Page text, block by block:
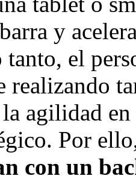
y
el
realizando
agilidad
Por
con un